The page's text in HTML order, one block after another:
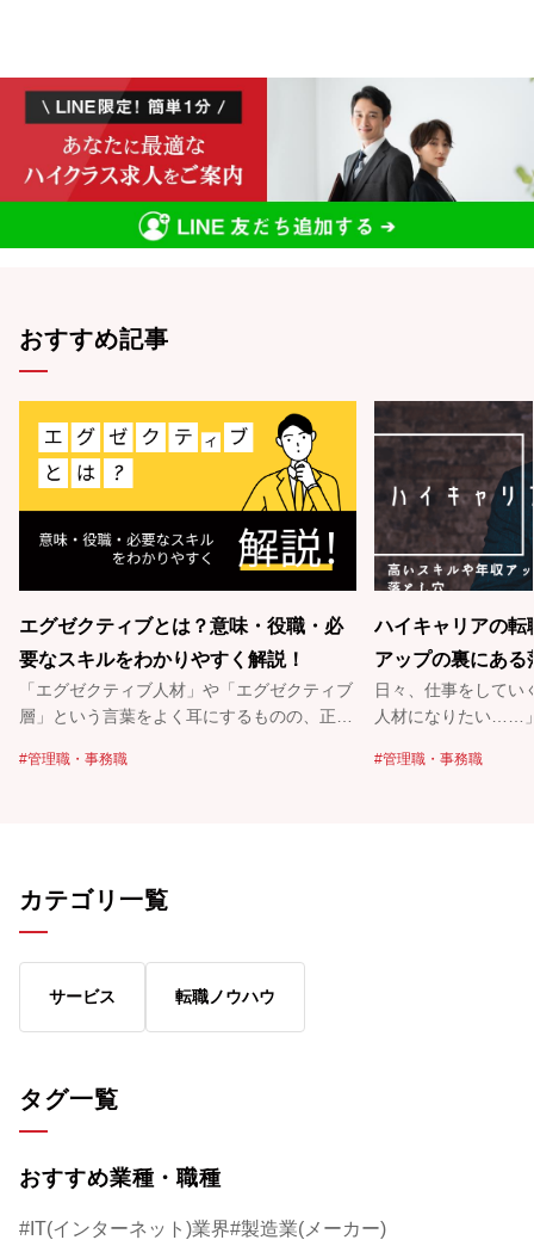
おすすめ記事
エグゼクティブとは？意味・役職・必
要なスキルをわかりやすく解説！
「エグゼクティブ人材」や「エグゼクティブ
層」という言葉をよく耳にするものの、正確
でしょうか。エグゼクティブは外資系企業を
一般的な転職活動とは異なる点も特徴です。
の方法もあわせて紹介します。ぜひ今後のキ
ャリア設計の参考にしてみてください。
管理職・事務職
ハイキャリアの
アップの裏にある
日々、仕事をしてい
人材になりたい……
多いのではないでし
管理職・事務職
カテゴリ一覧
サービス 転職ノウハウ
タグ一覧
おすすめ業種・職種
IT(インターネット)業界 製造業(メーカー)